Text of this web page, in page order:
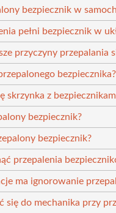
bezpiecznik w
pełni bezpiecznik w
przyczyny przepalania
bezpiecznika?
skrzynka z
bezpiecznik?
bezpiecznik?
przepalenia
ma ignorowanie
się do mechanika przy